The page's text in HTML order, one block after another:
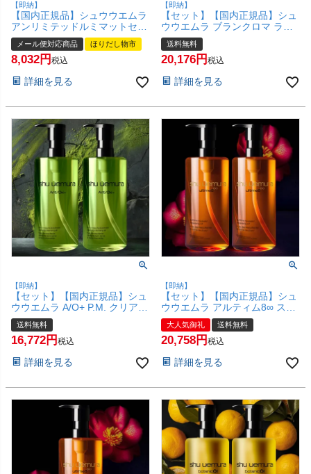
【即納】
【国内正規品】シュウウエムラ
アンリミテッドルミマットセッ
ティングジェルインパウダー#
スミレモーヴ 11g【フェイスパ
ウダー セッティングジェリーパ
便対応商品】【SBT】
メール便対応商品 ほりだし物市
8,032 税込
詳細を見る
【即納】
【セット】【国内正規品】シュ
ウウエムラ ブランクロマ ライ
ト&ポリッシュ クレンジング オ
イル 450ml×2本 shu uemura
【メイク落とし】【宅配便送料
送料無料
20,176 税込
詳細を見る
【即納】
【セット】【国内正規品】シュ
ウウエムラ A/O+ P.M. クリアユ
ース ラディアント クレンジン
グオイル 450ml×2本 shu
uemura 【メイク落とし】【宅
送料無料
16,772 税込
詳細を見る
【即納】
【セット】【国内正規品】シュ
ウウエムラ アルティム8∞ スブ
リム ビューティ クレンジング
オイルn 450ml×2個 shu
uemura 2本【メイク落とし】
set2)
大人気御礼 送料無料
20,758 税込
詳細を見る